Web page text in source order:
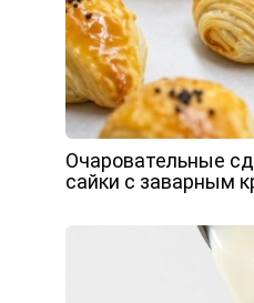
Очаровательные
сайки с заварным